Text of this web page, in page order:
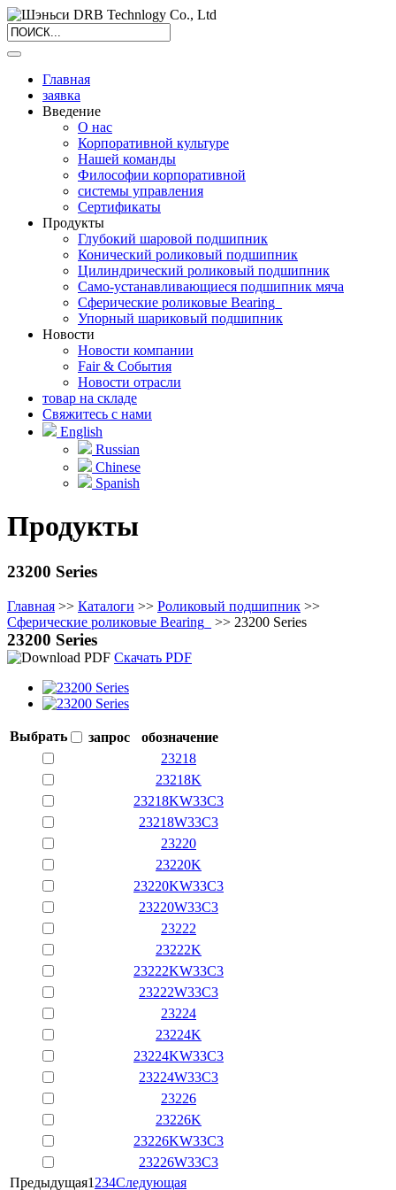
Главная
заявка
Введение
О нас
Корпоративной культуре
Нашей команды
Философии корпоративной
системы управления
Сертификаты
Продукты
Глубокий шаровой подшипник
Конический роликовый подшипник
Цилиндрический роликовый подшипник
Само-устанавливающиеся подшипник мяча
Сферические роликовые Bearing_
Упорный шариковый подшипник
Новости
Новости компании
Fair & События
Новости отрасли
товар на складе
Свяжитесь с нами
English
Russian
Chinese
Spanish
Продукты
23200 Series
Главная >> Каталоги >> Роликовый подшипник >>
Сферические роликовые Bearing_
>> 23200 Series
23200 Series
Скачать PDF
Выбрать запрос
обозначение
23218
23218K
23218KW33C3
23218W33C3
23220
23220K
23220KW33C3
23220W33C3
23222
23222K
23222KW33C3
23222W33C3
23224
23224K
23224KW33C3
23224W33C3
23226
23226K
23226KW33C3
23226W33C3
Предыдущая1 234Следующая